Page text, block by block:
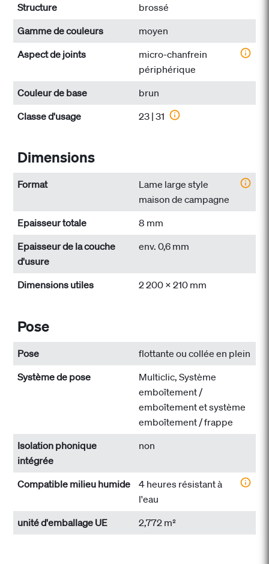
Structure
brossé
Gamme de couleurs
moyen
Aspect de joints
micro-chanfrein
périphérique
Couleur de base
brun
Classe d'usage
23 | 31
Dimensions
Format
Lame large style
maison de campagne
Epaisseur totale
8 mm
Epaisseur de la couche
d'usure
env. 0,6 mm
Dimensions utiles 2 200 x 210 mm
Pose
Pose
flottante ou collée en plein
Système de pose
Multiclic, Système
emboîtement /
emboîtement et système
emboîtement / frappe
Isolation phonique
intégrée
non
Compatible milieu humide
4 heures résistant à
l'eau
unité d'emballage UE
2,772 m²